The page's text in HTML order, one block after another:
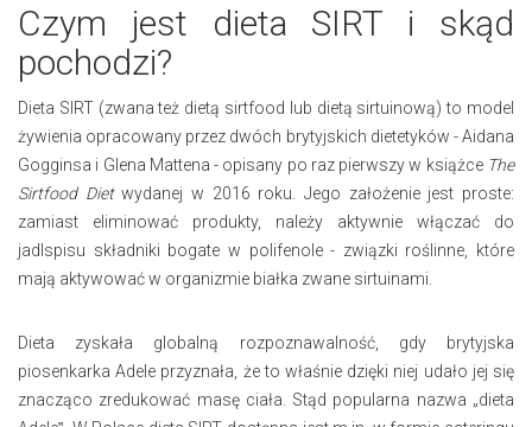
Czym jest dieta SIRT i skąd
pochodzi?
Dieta SIRT (zwana też dietą sirtfood lub dietą sirtuinową) to model
żywienia opracowany przez dwóch brytyjskich dietetyków - Aidana
Gogginsa i Glena Mattena - opisany po raz pierwszy w książce The
Sirtfood Dietwydanej w 2016 roku. Jego założenie jest proste:
zamiast eliminować produkty, należy aktywnie włączać do
jadlspisu składniki bogate w polifenole - związki roślinne, które
mają aktywować w organizmie białka zwane sirtuinami.
Dieta zyskała globalną rozpoznawalność, gdy brytyjska
piosenkarka Adele przyznała, że to właśnie dzięki niej udało jej się
znacząco zredukować masę ciała. Stąd popularna nazwa „dieta